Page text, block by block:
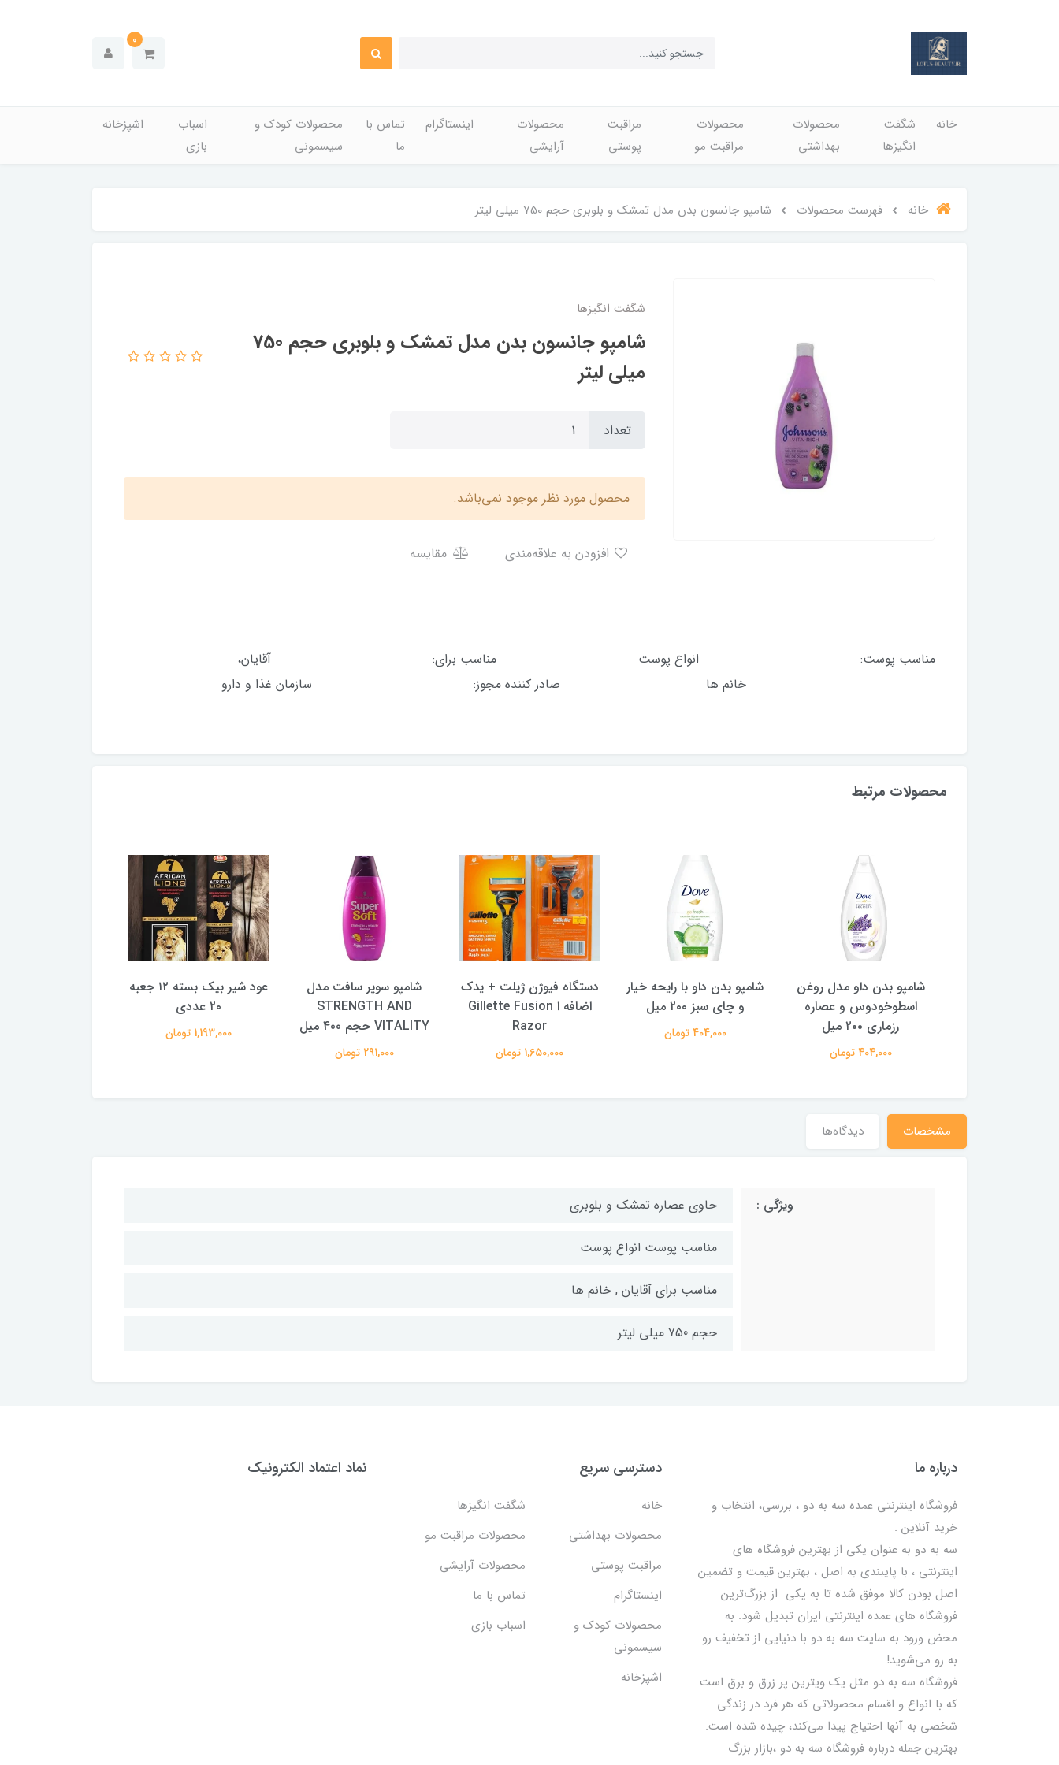
0
خانه
شگفت
انگيزها
محصولات
بهداشتي
محصولات
مراقبت مو
مراقبت
پوستی
محصولات
آرایشی
اینستاگرام
تماس با
ما
محصولات کودک و
سیسمونی
اسباب
بازی
اشپزخانه
خانه فهرست محصولات شامپو جانسون بدن مدل تمشك و بلوبري حجم 750 میلی لیتر
شگفت انگيزها
شامپو جانسون بدن مدل تمشك و بلوبري حجم 750
میلی لیتر
تعداد
محصول مورد نظر موجود نمی‌باشد.
مقایسه
مناسب پوست: انواع پوست مناسب برای: آقایان،
خانم ها صادر کننده مجوز: سازمان غذا و دارو
محصولات مرتبط
شامپو بدن ‌داو مدل روغن
اسطوخودوس و عصاره
رزماری ۲۰۰ میل
404,000 تومان
شامپو بدن داو با رایحه خیار
و چای سبز ۲۰۰ میل
404,000 تومان
دستگاه فیوژن ژیلت + یدک
اضافه ا Gillette Fusion
Razor
1,650,000 تومان
شامپو سوپر سافت مدل
STRENGTH AND
VITALITY حجم 400 میل
291,000 تومان
عود شیر بیک بسته ۱۲ جعبه
۲۰ عددی
1,193,000 تومان
مشخصات دیدگاه‌ها
ویژگی : حاوی عصاره تمشك و بلوبري
مناسب پوست انواع پوست
مناسب برای آقایان , خانم ها
حجم 750 میلی لیتر
درباره ما
فروشگاه اینترنتی عمده سه به دو ، بررسی، انتخاب و
خرید آنلاین .
سه به دو به عنوان یکی از بهترين فروشگاه های
اینترنتی ، با پایبندی به اصل ، بهترين قيمت و تضمین
اصل‌ بودن کالا موفق شده تا به يكي از بزرگ‌ترين
فروشگاه هاي عمده اینترنتی ایران تبدیل شود. به
محض ورود به سایت سه به دو با دنیایی از تخفيف رو
به رو می‌شوید!
فروشگاه سه به دو مثل یک ویترین پر زرق و برق است
که با انواع و اقسام محصولاتی که هر فرد در زندگی
شخصی به آنها احتیاج پیدا می‌کند، چیده شده است.
بهترين جمله درباره فروشگاه سه به دو ،بازار بزرگ
دسترسی سریع
خانه
شگفت انگيزها
محصولات بهداشتي
محصولات مراقبت مو
مراقبت پوستی
محصولات آرایشی
اینستاگرام
تماس با ما
محصولات کودک و
سیسمونی
اسباب بازی
اشپزخانه
نماد اعتماد الکترونیک